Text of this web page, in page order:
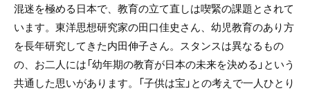
混迷を極める日本で、教育の立て直しは喫緊の課題とされて
います。東洋思想研究家の田口佳史さん、幼児教育のあり方
を長年研究してきた内田伸子さん。スタンスは異なるもの
の、お二人には「幼年期の教育が日本の未来を決める」という
共通した思いがあります。「子供は宝」との考えで一人ひとり